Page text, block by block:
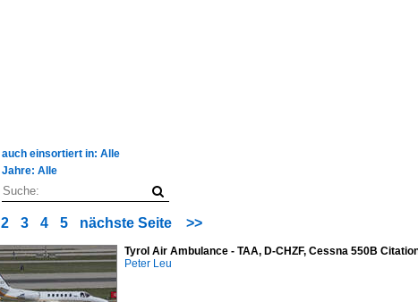
auch einsortiert in: Alle
Fluggesellschaften
Geschäftsreiseflugzeuge
Jahre: Alle
Alle Jahre
2010
2 3 4 5 nächste Seite >>
Tyrol Air Ambulance - TAA, D-CHZF, Cessna 550B
Peter Leu